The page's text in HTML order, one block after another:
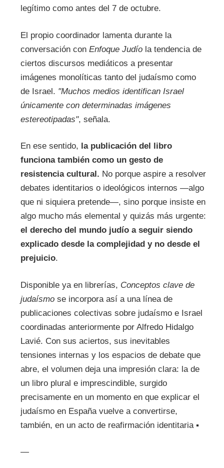
legítimo como antes del 7 de octubre.
El propio coordinador lamenta durante la
conversación con Enfoque Judíola tendencia de
ciertos discursos mediáticos a presentar
imágenes monolíticas tanto del judaísmo como
de Israel. "Muchos medios identifican Israel
únicamente con determinadas imágenes
estereotipadas", señala.
En ese sentido, la publicación del libro
funciona también como un gesto de
resistencia cultural. No porque aspire a resolver
debates identitarios o ideológicos internos —algo
que ni siquiera pretende—, sino porque insiste en
algo mucho más elemental y quizás más urgente:
el derecho del mundo judío a seguir siendo
explicado desde la complejidad y no desde el
prejuicio.
Disponible ya en librerías, Conceptos clave de
judaísmose incorpora así a una línea de
publicaciones colectivas sobre judaísmo e Israel
coordinadas anteriormente por Alfredo Hidalgo
Lavié. Con sus aciertos, sus inevitables
tensiones internas y los espacios de debate que
abre, el volumen deja una impresión clara: la de
un libro plural e imprescindible, surgido
precisamente en un momento en que explicar el
judaísmo en España vuelve a convertirse,
también, en un acto de reafirmación identitaria ▪
—